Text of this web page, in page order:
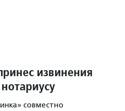
извинения
совместно